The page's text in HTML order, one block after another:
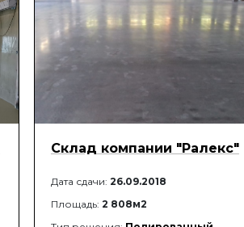
Склад компании "Ралекс"
Дата сдачи: 26.09.2018
Площадь: 2 808м2